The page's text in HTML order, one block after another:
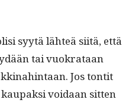
syytä lähteä siitä, että
tai vuokrataan
Jos ton­tit
voidaan sit­ten